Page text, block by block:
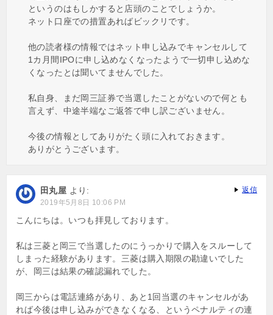
というのはもしかすると店頭のことでしょうか。
ネット口座での措置あればビックリです。
他の読者様の情報ではネット申し込みでキャンセルして
1カ月間IPOに申し込めなくなったようで一切申し込めな
くなったとは聞いてませんでした。
私自身、まだ岡三証券で当選したことがないので何とも
言えず、中途半端なご返答で申し訳ございません。
今後の情報としてありがたく頭に入れておきます。
ありがとうございます。
田丸屋 より:
2019年5月8日 10:06 PM
こんにちは。いつも拝見しております。
私は三菱と岡三で当選したのにうっかりで購入をスルーして
しまった経験があります。三菱は購入期限の勘違いでした
が、岡三は結果の確認漏れでした。
岡三からは電話連絡があり、あと1回当選のキャンセルがあ
れば今後は申し込みができなくなる、というペナルティの連
返信